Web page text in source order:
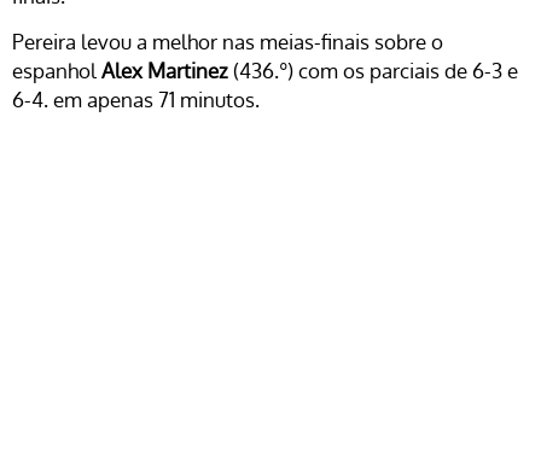
Pereira levou a melhor nas meias-finais sobre o
espanholAlex Martinez(436.º) com os parciais de 6-3 e
6-4. em apenas 71 minutos.